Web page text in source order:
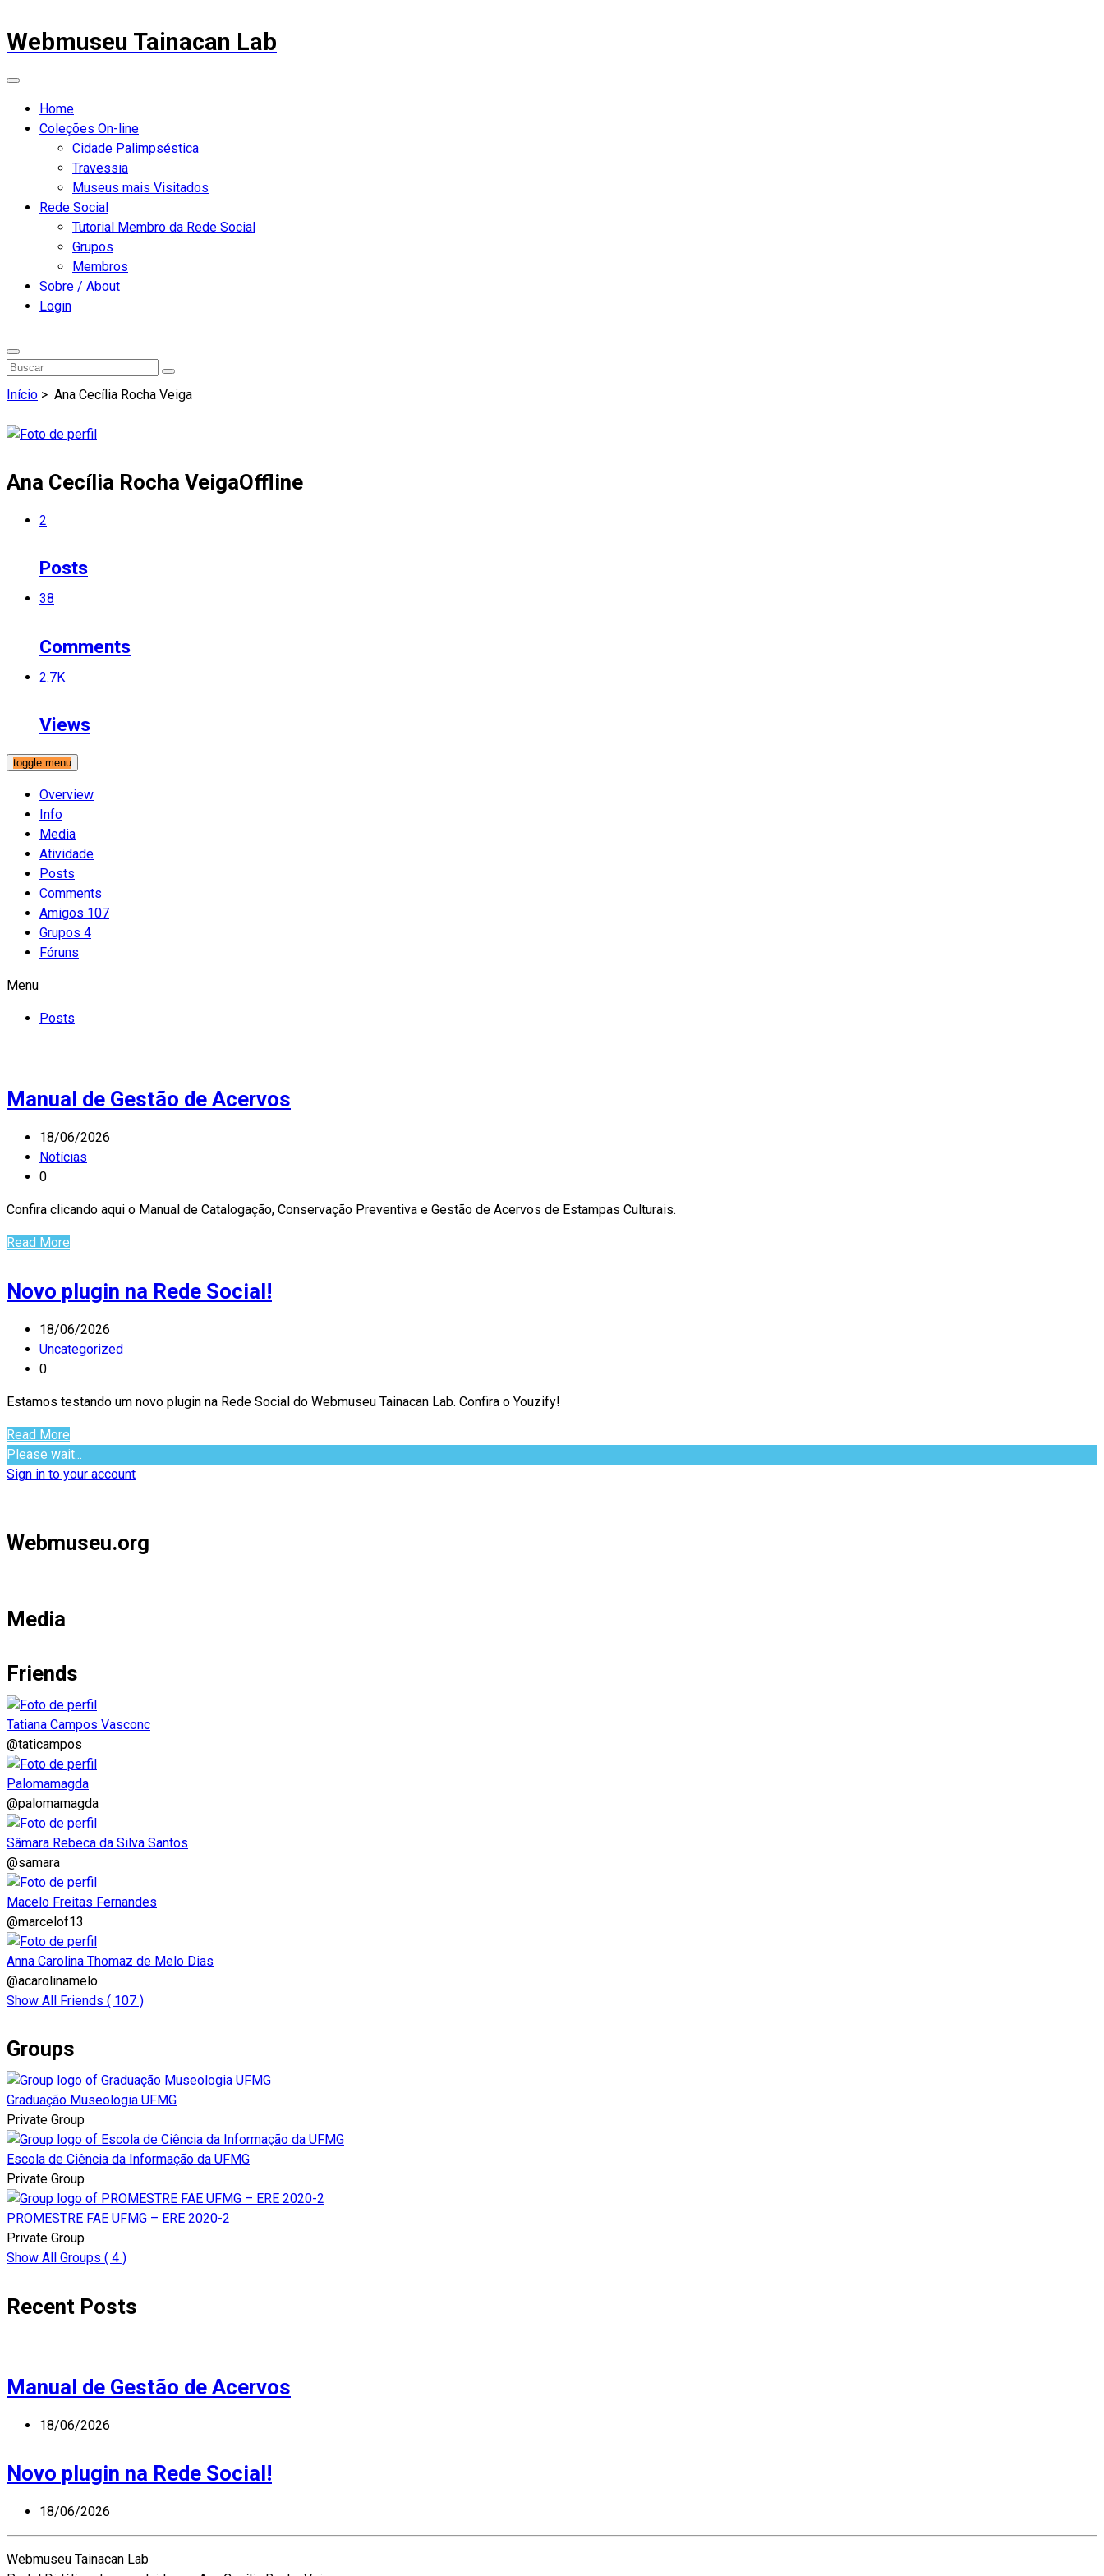
Webmuseu Tainacan Lab
Home
Coleções On-line
Cidade Palimpséstica
Travessia
Museus mais Visitados
Rede Social
Tutorial Membro da Rede Social
Grupos
Membros
Sobre / About
Login
Início > Ana Cecília Rocha Veiga
Ana Cecília Rocha VeigaOffline
2
Posts
38
Comments
2.7K
Views
toggle menu
Overview
Info
Media
Atividade
Posts
Comments
Amigos 107
Grupos 4
Fóruns
Menu
Posts
Manual de Gestão de Acervos
18/06/2026
Notícias
0
Confira clicando aqui o Manual de Catalogação, Conservação Preventiva e Gestão de Acervos de Estampas Culturais.
Read More
Novo plugin na Rede Social!
18/06/2026
Uncategorized
0
Estamos testando um novo plugin na Rede Social do Webmuseu Tainacan Lab. Confira o Youzify!
Read More
Please wait...
Sign in to your account
Webmuseu.org
Media
Friends
Tatiana Campos Vasconc
@taticampos
Palomamagda
@palomamagda
Sâmara Rebeca da Silva Santos
@samara
Macelo Freitas Fernandes
@marcelof13
Anna Carolina Thomaz de Melo Dias
@acarolinamelo
Show All Friends ( 107 )
Groups
Graduação Museologia UFMG
Private Group
Escola de Ciência da Informação da UFMG
Private Group
PROMESTRE FAE UFMG – ERE 2020-2
Private Group
Show All Groups ( 4 )
Recent Posts
Manual de Gestão de Acervos
18/06/2026
Novo plugin na Rede Social!
18/06/2026
Webmuseu Tainacan Lab